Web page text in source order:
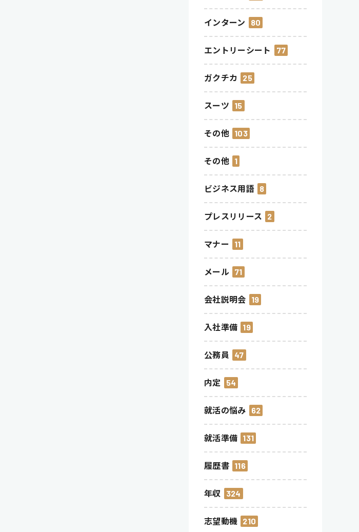
インターン 80
エントリーシート 77
ガクチカ 25
スーツ 15
その他 103
その他 1
ビジネス用語 8
プレスリリース 2
マナー 11
メール 71
会社説明会 19
入社準備 19
公務員 47
内定 54
就活の悩み 62
就活準備 131
履歴書 116
年収 324
志望動機 210